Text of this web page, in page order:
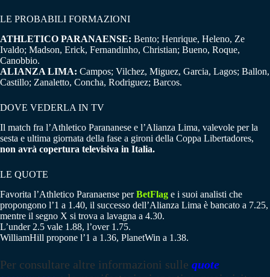
LE PROBABILI FORMAZIONI
ATHLETICO PARANAENSE: Bento; Henrique, Heleno, Ze
Ivaldo; Madson, Erick, Fernandinho, Christian; Bueno, Roque,
Canobbio.
ALIANZA LIMA: Campos; Vilchez, Miguez, Garcia, Lagos; Ballon,
Castillo; Zanaletto, Concha, Rodriguez; Barcos.
DOVE VEDERLA IN TV
Il match fra l’Athletico Parananese e l’Alianza Lima, valevole per la
sesta e ultima giornata della fase a gironi della Coppa Libertadores,
non avrà copertura televisiva in Italia.
LE QUOTE
Favorita l’Athletico Paranaense perBetFlag e i suoi analisti che
propongono l’1 a 1.40, il successo dell’Alianza Lima è bancato a 7.25,
mentre il segno X si trova a lavagna a 4.30.
L’under 2.5 vale 1.88, l’over 1.75.
WilliamHill propone l’1 a 1.36, PlanetWin a 1.38.
Per consultare altre informazioni sulle quote